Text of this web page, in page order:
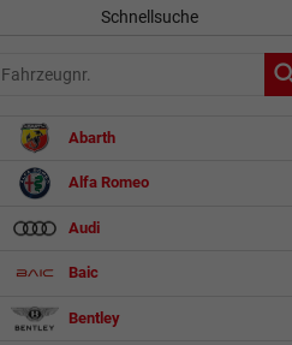
Schnellsuche
Fahrzeugnr.
Abarth
Alfa Romeo
Audi
Baic
Bentley